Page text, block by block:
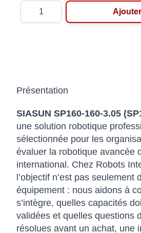
Présentation
SIASUN SP160-160-3.05
une solution robotique
sélectionnée pour les
évaluer la robotique avancée
international. Chez Robots
l’objectif n’est pas seulement
équipement : nous aidons à
s’intègre, quelles capacités
validées et quelles questions
résolues avant un achat, une